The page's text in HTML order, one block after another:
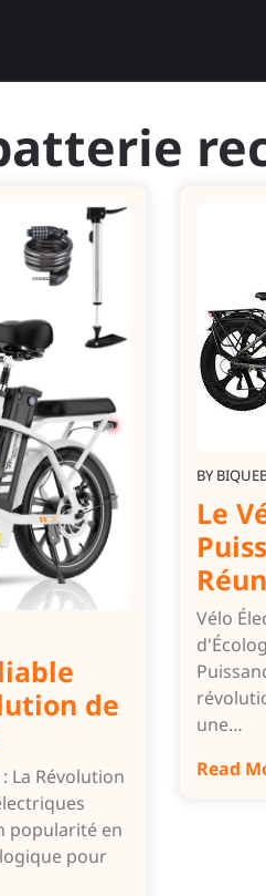
de
La Révolution
popularité en
pour
BY
Le
Vélo
une…
Read